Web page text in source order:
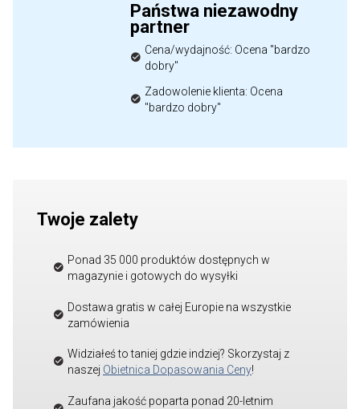
Państwa niezawodny
partner
Cena/wydajność: Ocena "bardzo
dobry"
Zadowolenie klienta: Ocena
"bardzo dobry"
Twoje zalety
Ponad 35 000 produktów dostępnych w
magazynie i gotowych do wysyłki
Dostawa gratis w całej Europie na wszystkie
zamówienia
Widziałeś to taniej gdzie indziej? Skorzystaj z
naszej Obietnica Dopasowania Ceny!
Zaufana jakość poparta ponad 20-letnim